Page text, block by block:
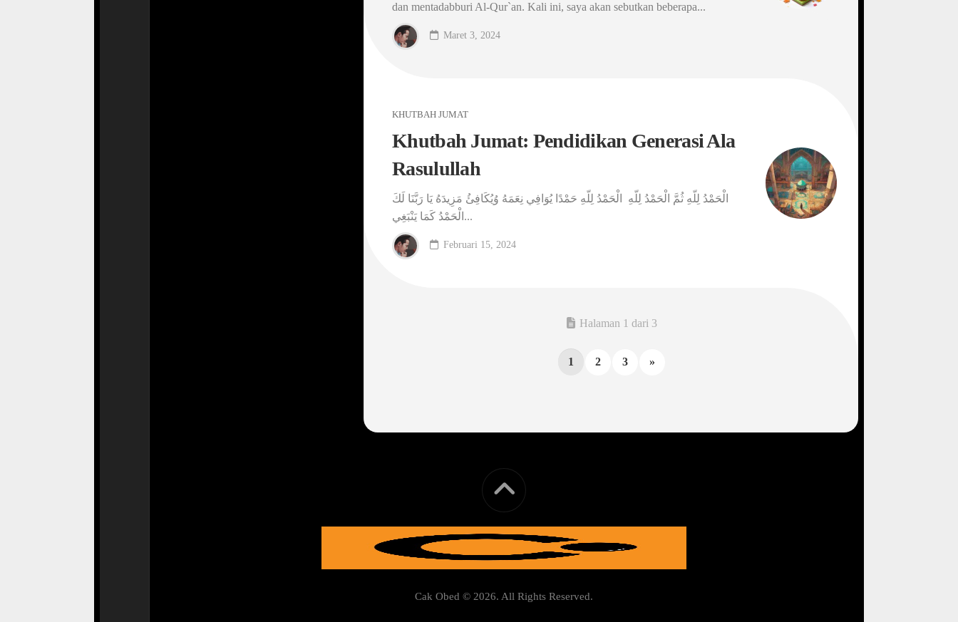
dan mentadabburi Al-Qur`an. Kali ini, saya akan sebutkan beberapa...
Maret 3, 2024
KHUTBAH JUMAT
Khutbah Jumat: Pendidikan Generasi Ala
Rasulullah
الْحَمْدُ لِلّهِ ثُمَّ الْحَمْدُ لِلّهِ الْحَمْدُ لِلّهِ حَمْدًا يُوَافِي نِعَمَهُ وُيُكَافِئُ مَزِيدَهُ يَا رَبَّنَا لَكَ
الْحَمْدُ كَمَا يَنْبَغِي...
Februari 15, 2024
Halaman 1 dari 3
1 2 3 »
Cak Obed © 2026. All Rights Reserved.